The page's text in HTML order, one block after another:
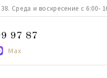
Среда и воскресение с 6:00-
97 87
Max